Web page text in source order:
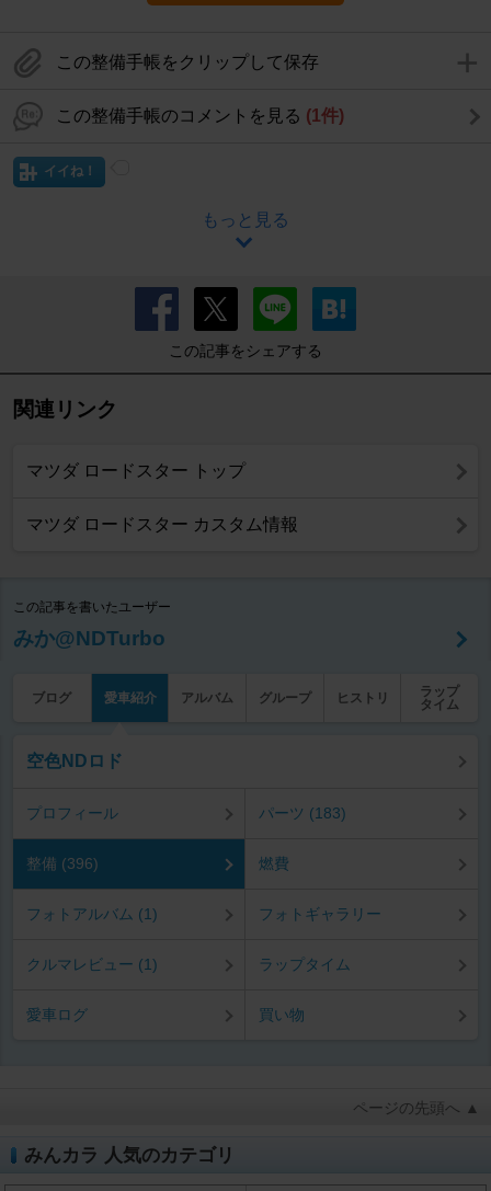
この整備手帳をクリップして保存
この整備手帳のコメントを見る (1件)
イイね！
もっと見る
この記事をシェアする
関連リンク
マツダ ロードスター トップ
マツダ ロードスター カスタム情報
この記事を書いたユーザー
みか@NDTurbo
ブログ 愛車紹介 アルバム グループ ヒストリ
ラップ
タイム
空色NDロド
プロフィール パーツ (183)
整備 (396) 燃費
フォトアルバム (1) フォトギャラリー
クルマレビュー (1) ラップタイム
愛車ログ 買い物
ページの先頭へ ▲
みんカラ 人気のカテゴリ